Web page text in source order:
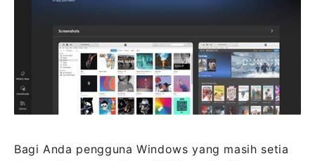
Bagi Anda pengguna Windows yang masih setia